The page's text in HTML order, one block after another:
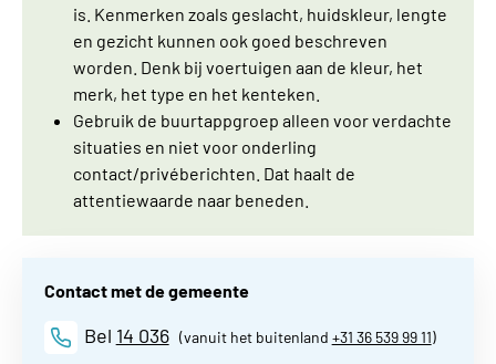
is. Kenmerken zoals geslacht, huidskleur, lengte
en gezicht kunnen ook goed beschreven
worden. Denk bij voertuigen aan de kleur, het
merk, het type en het kenteken.
Gebruik de buurtappgroep alleen voor verdachte
situaties en niet voor onderling
contact/privéberichten. Dat haalt de
attentiewaarde naar beneden.
Contact met de gemeente
Bel 14 036(vanuit het buitenland +31 36 539 99 11)